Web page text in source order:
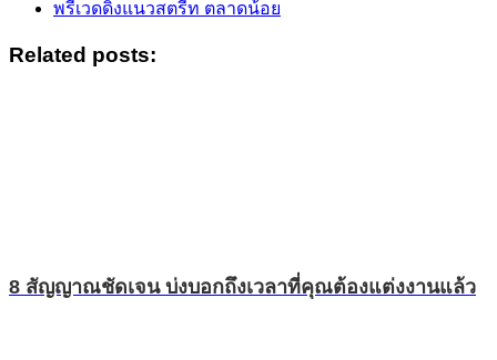
พรีเวดดิ้งแนวสตรีท ตลาดน้อย
Related posts:
8 สัญญาณชัดเจน บ่งบอกถึงเวลาที่คุณต้องแต่งงานแล้ว